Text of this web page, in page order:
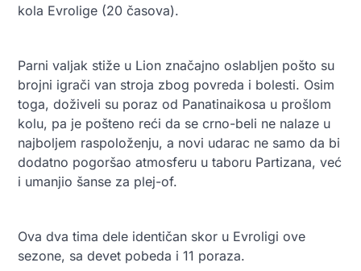
kola Evrolige (20 časova).
Parni valjak stiže u Lion značajno oslabljen pošto su
brojni igrači van stroja zbog povreda i bolesti. Osim
toga, doživeli su poraz od Panatinaikosa u prošlom
kolu, pa je pošteno reći da se crno-beli ne nalaze u
najboljem raspoloženju, a novi udarac ne samo da bi
dodatno pogoršao atmosferu u taboru Partizana, već
i umanjio šanse za plej-of.
Ova dva tima dele identičan skor u Evroligi ove
sezone, sa devet pobeda i 11 poraza.